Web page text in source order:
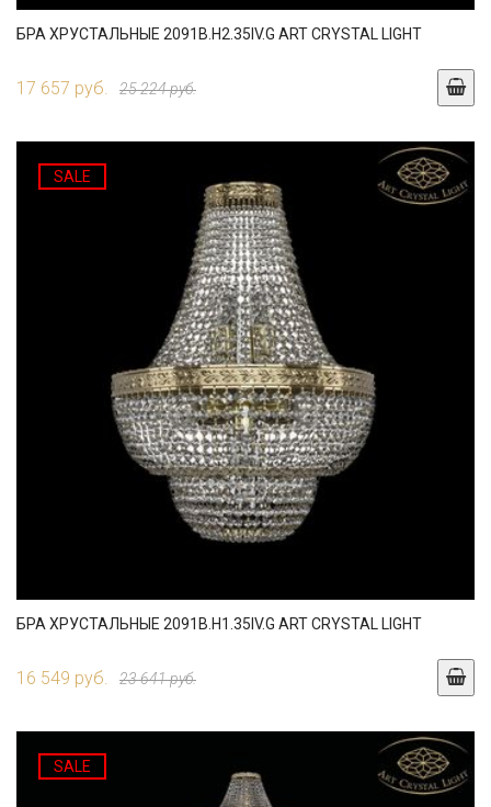
БРА ХРУСТАЛЬНЫЕ 2091B.H2.35IV.G ART CRYSTAL LIGHT
17 657 руб. 25 224 руб.
SALE
БРА ХРУСТАЛЬНЫЕ 2091B.H1.35IV.G ART CRYSTAL LIGHT
16 549 руб. 23 641 руб.
SALE